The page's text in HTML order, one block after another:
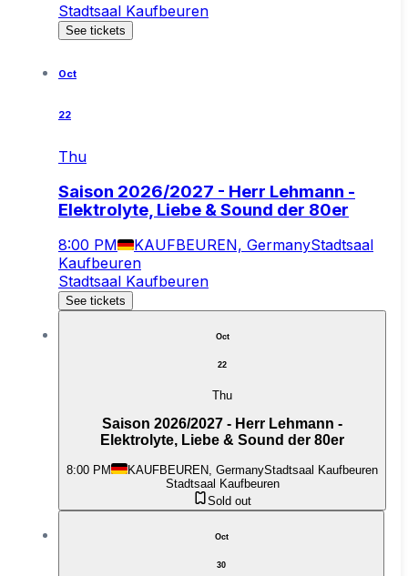
Stadtsaal Kaufbeuren
See tickets
Oct
22
Thu
Saison 2026/2027 - Herr Lehmann -
Elektrolyte, Liebe & Sound der 80er
8:00 PM KAUFBEUREN, GermanyStadtsaal
Kaufbeuren
Stadtsaal Kaufbeuren
See tickets
Oct
22
Thu
Saison 2026/2027 - Herr Lehmann -
Elektrolyte, Liebe & Sound der 80er
8:00 PM KAUFBEUREN, GermanyStadtsaal Kaufbeuren
Stadtsaal Kaufbeuren
Sold out
Oct
30